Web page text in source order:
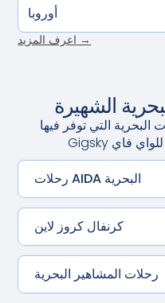
أوروبا
اعرف المزيد →
الشهيرة
التي توفر فيها
رحلات AIDA البحرية
كرنفال كروز لاين
رحلات المشاهير البحرية